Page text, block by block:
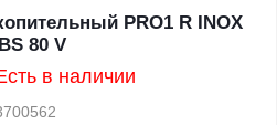
PRO1 R INOX
80 V
в наличии